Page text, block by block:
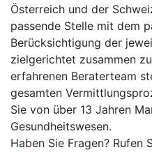
Österreich und der
passende Stelle mit dem
Berücksichtigung der
zielgerichtet zusammen
erfahrenen Beraterteam
gesamten
Sie von über 13 Jahren
Gesundheitswesen.
Haben Sie Fragen? Rufen